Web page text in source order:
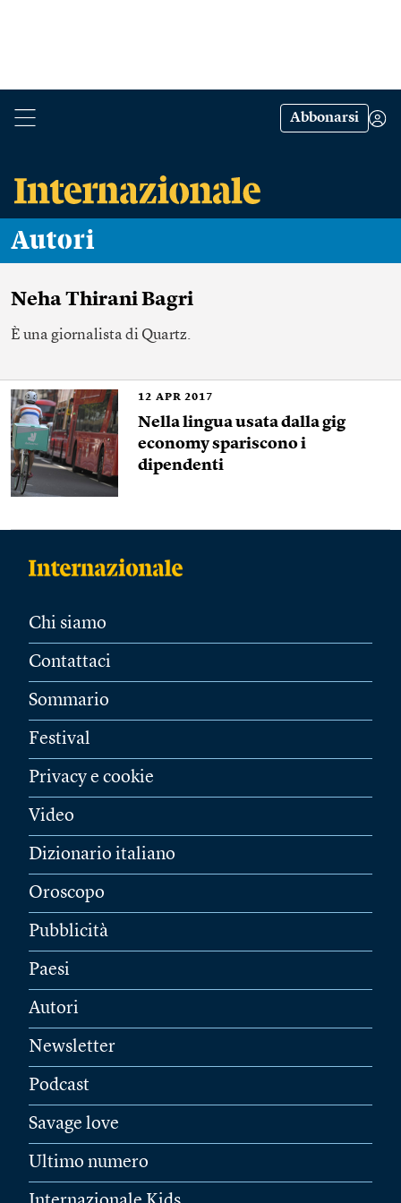
Abbonarsi
Autori
Neha Thirani Bagri
È una giornalista di Quartz.
12 APR 2017
Nella lingua usata dalla gig
economy spariscono i
dipendenti
Chi siamo
Contattaci
Sommario
Festival
Privacy e cookie
Video
Dizionario italiano
Oroscopo
Pubblicità
Paesi
Autori
Newsletter
Podcast
Savage love
Ultimo numero